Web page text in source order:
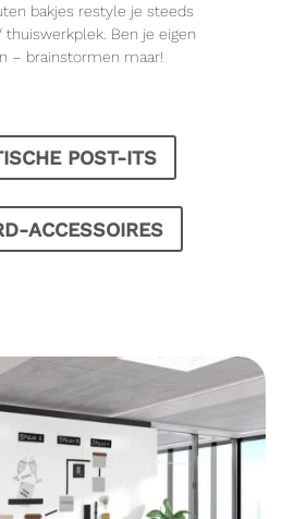
bakjes restyle je steeds
Ben je eigen
– brainstormen maar!
POST-ITS
ACCESSOIRES